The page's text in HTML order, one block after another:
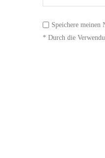
Speichere meinen
* Durch die